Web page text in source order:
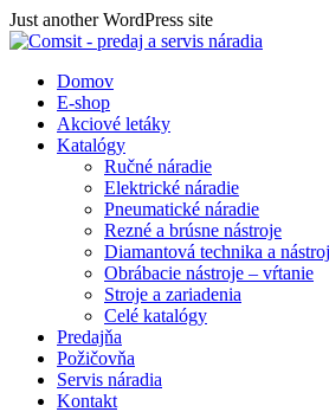
Skip
to
Just another WordPress site
Domov
E-shop
Akciové letáky
Katalógy
Ručné náradie
Elektrické náradie
Pneumatické náradie
Rezné a brúsne nástroje
Diamantová technika a
Obrábacie nástroje – vŕtanie
Stroje a zariadenia
Celé katalógy
Predajňa
Požičovňa
Servis náradia
Kontakt